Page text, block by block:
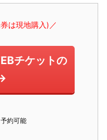
は現地購入)／
チケットの
約可能